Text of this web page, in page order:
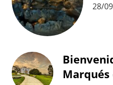
28/